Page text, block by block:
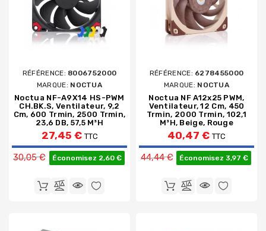
RÉFÉRENCE: 8006752000
MARQUE: NOCTUA
Noctua NF-A9X14 HS-PWM
CH.BK.S, Ventilateur, 9,2
Cm, 600 Trmin, 2500 Trmin,
23,6 DB, 57,5 M³h
27,45 € TTC
Prix de base
30,05 € Économisez 2,60 €
RÉFÉRENCE: 6278455000
MARQUE: NOCTUA
Noctua NF A12x25 PWM,
Ventilateur, 12 Cm, 450
Trmin, 2000 Trmin, 102,1
M³h, Beige, Rouge
40,47 € TTC
Prix de base
44,44 € Économisez 3,97 €